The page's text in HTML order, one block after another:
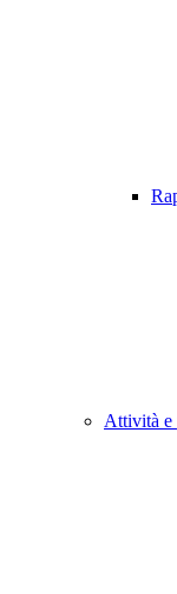
Attività e